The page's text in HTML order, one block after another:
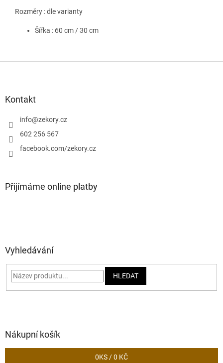
Rozměry : dle varianty
Šířka : 60 cm / 30 cm
Kontakt
info@zekory.cz
602 256 567
facebook.com/zekory.cz
Přijímáme online platby
Vyhledávání
HLEDAT
Nákupní košík
0KS /0 KČ